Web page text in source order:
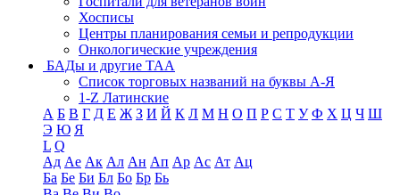
Хосписы
Центры планирования семьи и репродукции
Онкологические учреждения
БАДы и другие ТАА
Список торговых названий на буквы А-Я
1-Z Латинские
А Б В Г Д Е Ж З И Й К Л М Н О П Р С Т У Ф Х Ц Ч Ш
Э Ю Я
L Q
Ад Ае Ак Ал Ан Ап Ар Ас Ат Ац
Ба Бе Би Бл Бо Бр Бь